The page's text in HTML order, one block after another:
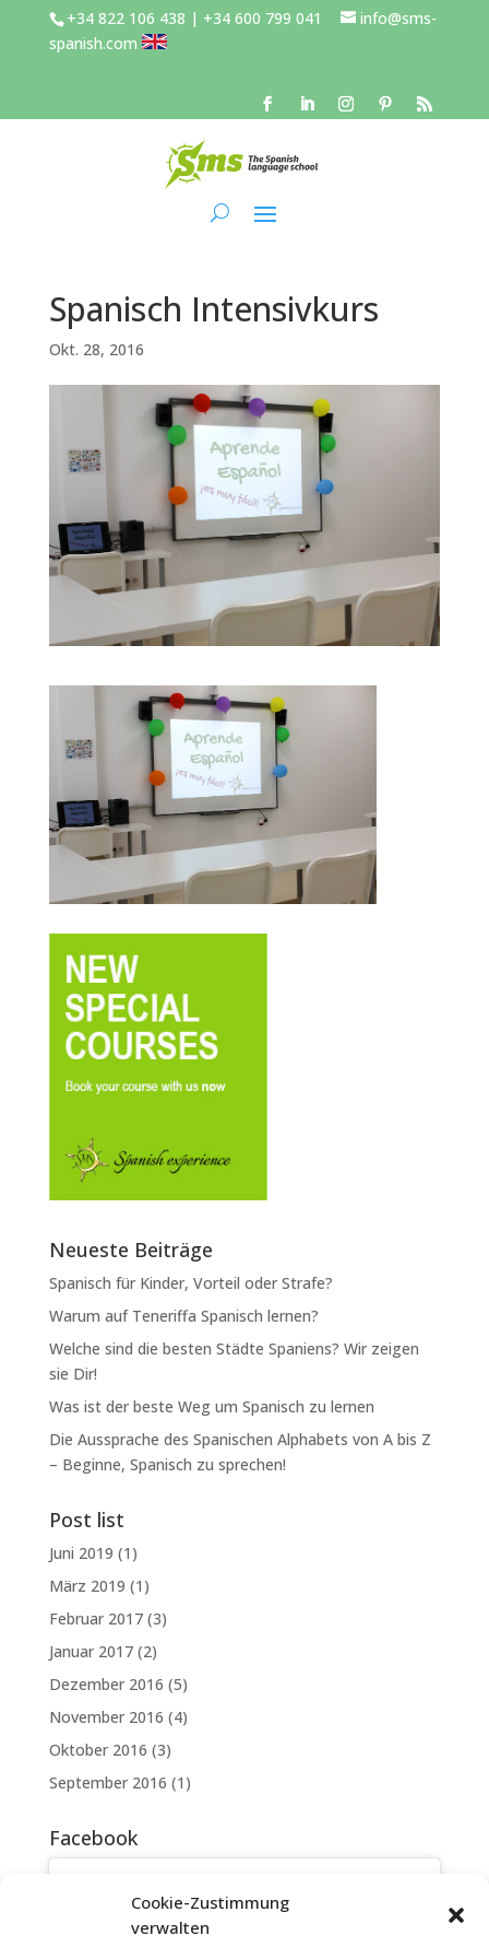
Cookie-Zustimmung
verwalten
+34 822 106 438 | +34 600 799 041
info@sms-
spanish.com
Spanisch Intensivkurs
Okt. 28, 2016
Neueste Beiträge
Spanisch für Kinder, Vorteil oder Strafe?
Warum auf Teneriffa Spanisch lernen?
Welche sind die besten Städte Spaniens? Wir zeigen
sie Dir!
Was ist der beste Weg um Spanisch zu lernen
Die Aussprache des Spanischen Alphabets von A bis Z
– Beginne, Spanisch zu sprechen!
Post list
Juni 2019 (1)
März 2019 (1)
Februar 2017(3)
Januar 2017(2)
Dezember 2016 (5)
November 2016 (4)
Oktober 2016 (3)
September 2016 (1)
Facebook